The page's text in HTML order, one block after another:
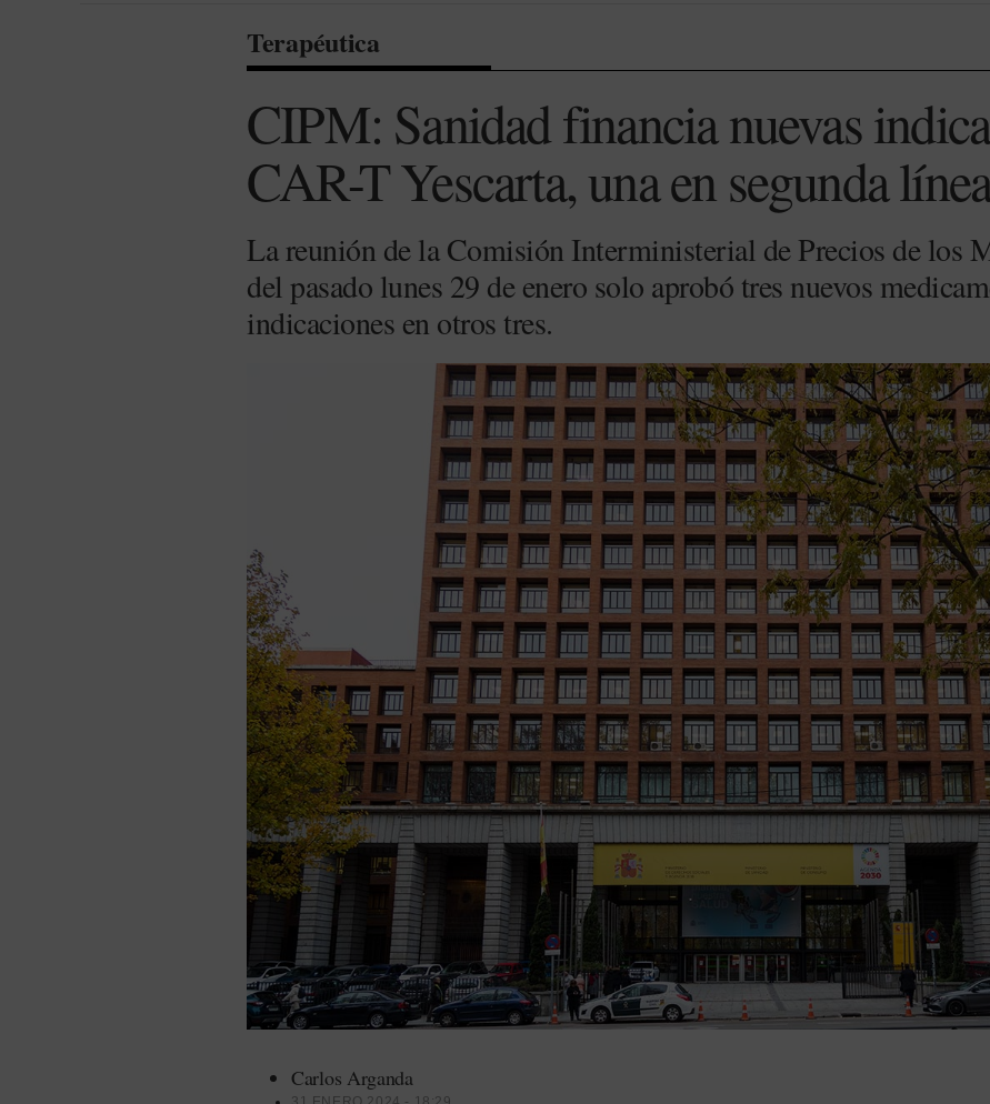
Terapéutica
CIPM: Sanidad financia nuevas
CAR-T Yescarta, una en segunda
La reunión de la Comisión Interministerial de Precios de los
del pasado lunes 29 de enero solo aprobó tres nuevos
indicaciones en otros tres.
Carlos Arganda